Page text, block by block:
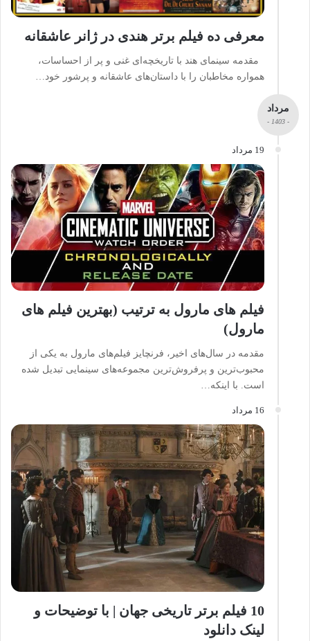
معرفی ده فیلم برتر هندی در ژانر عاشقانه
مقدمه سینمای هند با تاریخچه‌ای غنی و پر از احساسات،
همواره مخاطبان را با داستان‌های عاشقانه و پرشور خود…
مرداد
- 1403 -
19 مرداد
فیلم های مارول به ترتیب (بهترین فیلم های
مارول)
مقدمه در سال‌های اخیر، فرنچایز فیلم‌های مارول به یکی از
محبوب‌ترین و پرفروش‌ترین مجموعه‌های سینمایی تبدیل شده
است. با اینکه…
16 مرداد
10 فیلم برتر تاریخی جهان | با توضیحات و
لینک دانلود